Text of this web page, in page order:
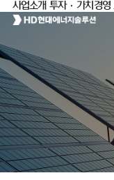
사업소개 투자·가치경영